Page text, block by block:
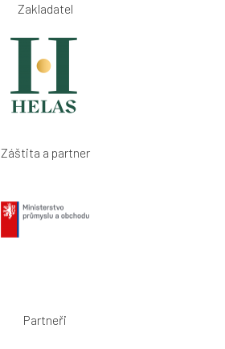
Zakladatel
Záštita a partner
Partneři